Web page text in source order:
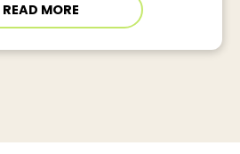
READ MORE